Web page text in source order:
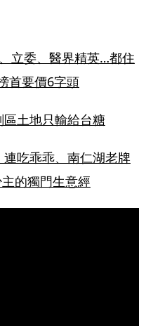
立委、醫界精英…都住
首要價6字頭
土地只輸給台糖
吃乖乖、南仁湖老牌
的獨門生意經